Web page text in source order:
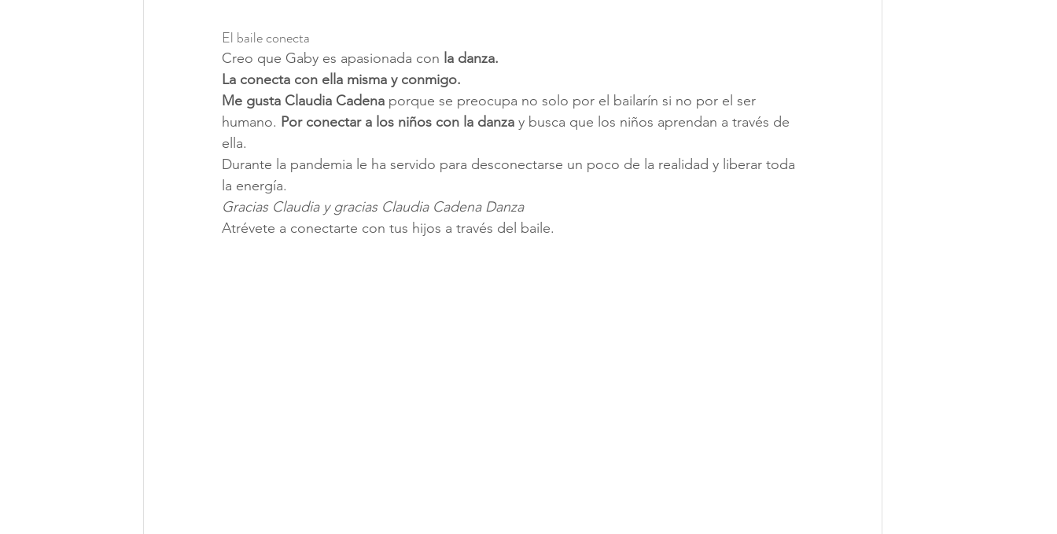
El baile conecta
Creo que Gaby es apasionada con la danza.
La conecta con ella misma y conmigo.
Me gusta Claudia Cadena porque se preocupa no solo por el bailarín si no por el ser
humano. Por conectar a los niños con la danza y busca que los niños aprendan a través de
ella.
Durante la pandemia le ha servido para desconectarse un poco de la realidad y liberar toda
la energía.
Gracias Claudia y gracias Claudia Cadena Danza
Atrévete a conectarte con tus hijos a través del baile.